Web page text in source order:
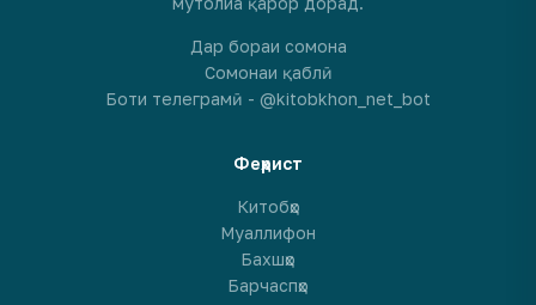
Дар бораи сомона
Сомонаи қаблӣ
Боти телеграмӣ - @kitobkhon_net_bot
Феҳрист
Китобҳо
Муаллифон
Бахшҳо
Барчаспҳо